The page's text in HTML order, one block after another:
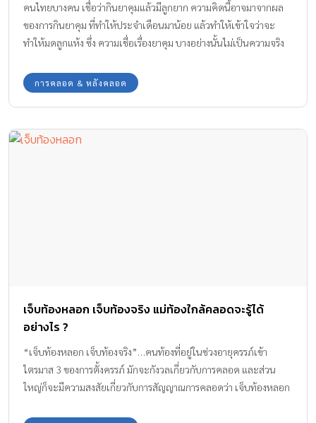
คนไทยบางคน เชื่อว่ากินยาคุมแล้วมีลูกยาก ความคิดนี้อาจมาจากผล
ของการกินยาคุม ที่ทำให้ประจำเดือนมาน้อย แล้วทำให้เข้าใจว่าจะ
ทำให้มดลูกแห้ง ซึ่ง ความเชื่อเรื่องยาคุม บางอย่างนั้นไม่เป็นความจริง
อยู่แล้วการคลอด & หลังคลอด
เจ็บท้องหลอก เจ็บท้องจริง แม่ท้องใกล้คลอดจะรู้ได้
อย่างไร ?
“เจ็บท้องหลอก เจ็บท้องจริง”…คนท้องที่อยู่ในช่วงอายุครรภ์เข้า
ไตรมาส 3 ของการตั้งครรภ์ มักจะกังวลเกี่ยวกับการคลอด และส่วน
ใหญ่ก็จะมีความสงสัยเกี่ยวกับการสัญญาณการคลอดว่า เจ็บท้องหลอก